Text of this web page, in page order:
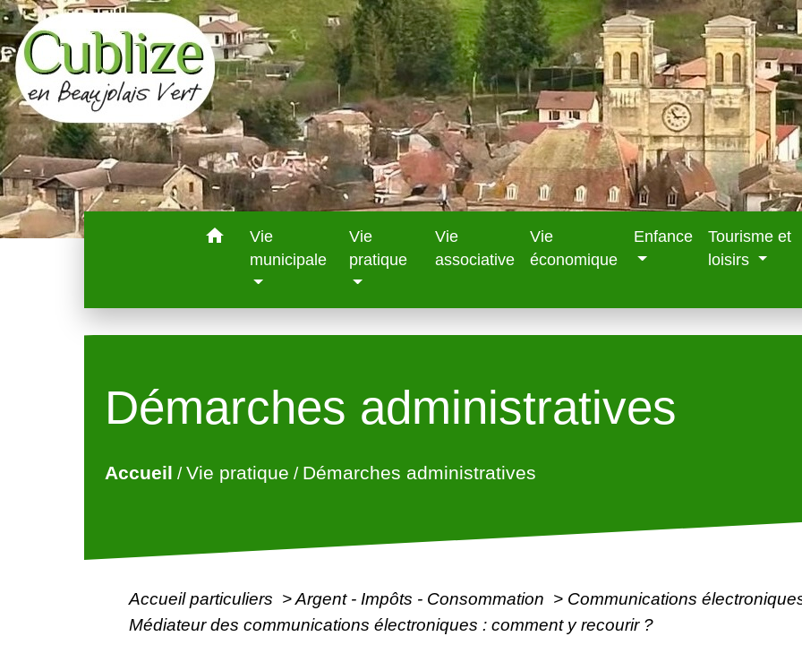
home
Vie
municipale
Vie
pratique
Vie
associative
Vie
économique
Enfance
Tourisme et
loisirs
Démarches administratives
Accueil /Vie pratique / Démarches administratives
Accueil particuliers >Argent - Impôts - Consommation > Communications
Médiateur des communications électroniques : comment y recourir ?